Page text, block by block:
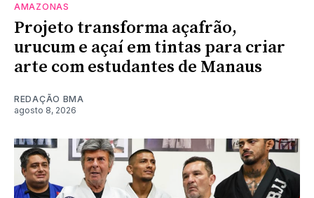
AMAZONAS
Projeto transforma açafrão,
urucum e açaí em tintas para criar
arte com estudantes de Manaus
REDAÇÃO BMA
agosto 8, 2026